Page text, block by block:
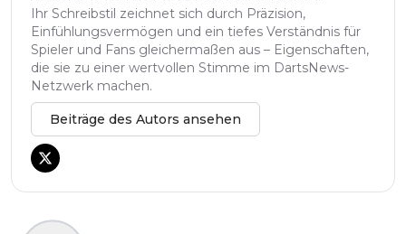
Ihr Schreibstil zeichnet sich durch Präzision,
Einfühlungsvermögen und ein tiefes Verständnis für
Spieler und Fans gleichermaßen aus – Eigenschaften,
die sie zu einer wertvollen Stimme im DartsNews-
Netzwerk machen.
Beiträge des Autors ansehen